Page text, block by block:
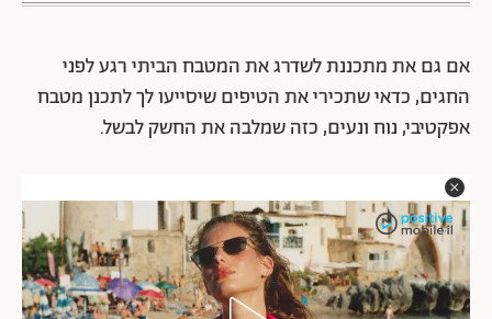
אם גם את מתכננת לשדרג את המטבח הביתי רגע לפני
החגים, כדאי שתכירי את הטיפים שיסייעו לך לתכנן מטבח
אפקטיבי, נוח ונעים, כזה שמלבה את החשק לבשל.